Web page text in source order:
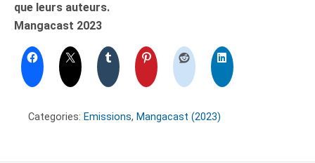
que leurs auteurs.
Mangacast 2023
Categories: Emissions, Mangacast (2023)